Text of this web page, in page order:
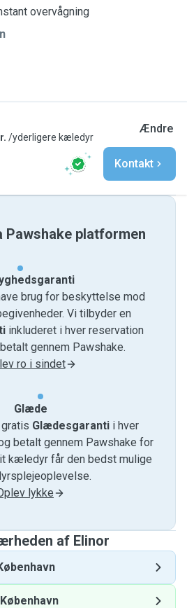
overvågning
/yderligere kæledyr
Ændre
Kontakt
Pawshake platformen
brug for beskyttelse mod
Vi tilbyder en
inkluderet i hver reservation
gennem Pawshake.
ro i sindet
Glæde
Glædesgarantii hver
betalt gennem Pawshake for
kæledyr får den bedst mulige
lykke
af ​​Elinor
København